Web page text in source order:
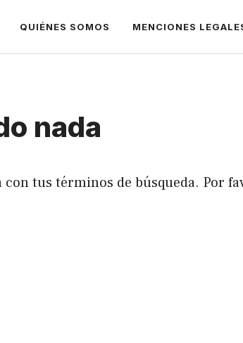
QUIÉNES SOMOS MENCIONES
nada
tus términos de búsqueda. Por